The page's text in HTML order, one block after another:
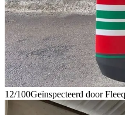
12/100Geïnspecteerd door